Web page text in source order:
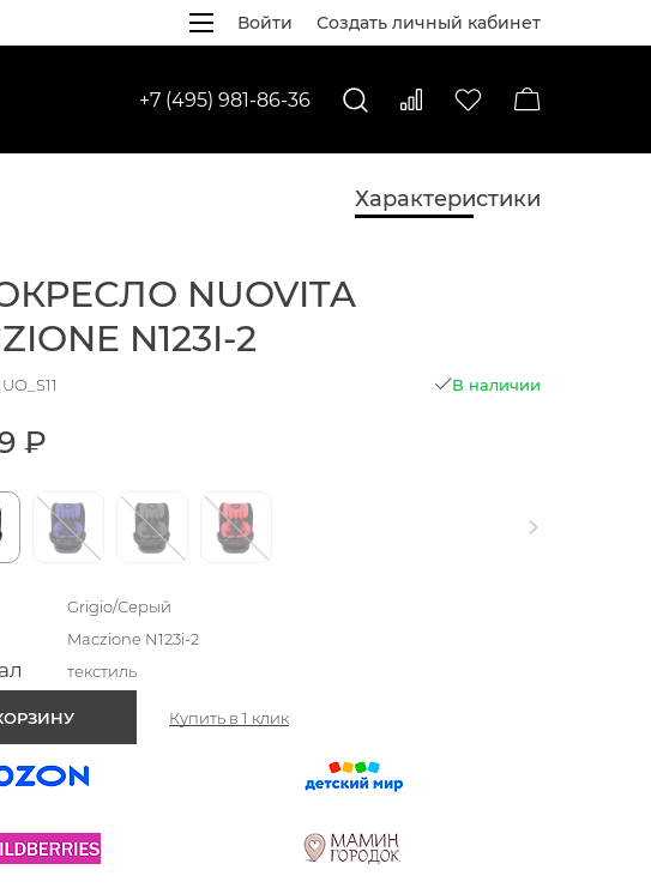
Войти Создать личный кабинет
+7 (495) 981-86-36
Характеристики
NUOVITA
N123I-2
В наличии
₽
Grigio/Серый
Maczione N123i-2
текстиль
Купить в 1 клик